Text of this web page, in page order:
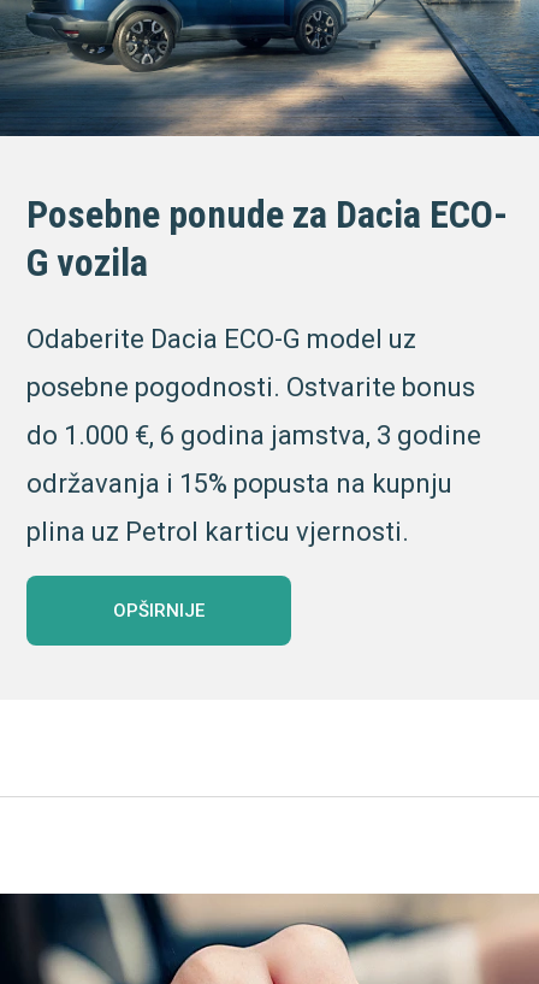
Posebne ponude za Dacia ECO-
G vozila
Odaberite Dacia ECO-G model uz
posebne pogodnosti. Ostvarite bonus
do 1.000 €, 6 godina jamstva, 3 godine
održavanja i 15% popusta na kupnju
plina uz Petrol karticu vjernosti.
OPŠIRNIJE